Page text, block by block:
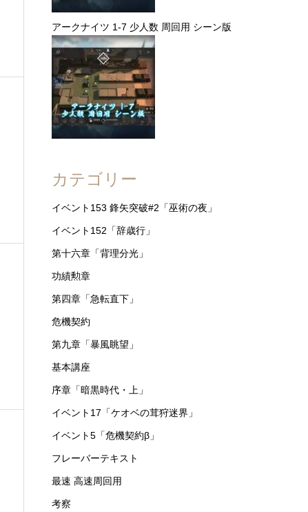
アークナイツ 1-7 少人数 周回用 シーン版
カテゴリー
イベント153 鋒矢突破#2「巫術の夜」
イベント152「辞歳行」
第十六章「背理分光」
功績勲章
第四章「急転直下」
危機契約
第九章「暴風眺望」
基本講座
序章「暗黒時代・上」
イベント17「ケオベの茸狩迷界」
イベント5「危機契約β」
フレーバーテキスト
最速 高速周回用
考察